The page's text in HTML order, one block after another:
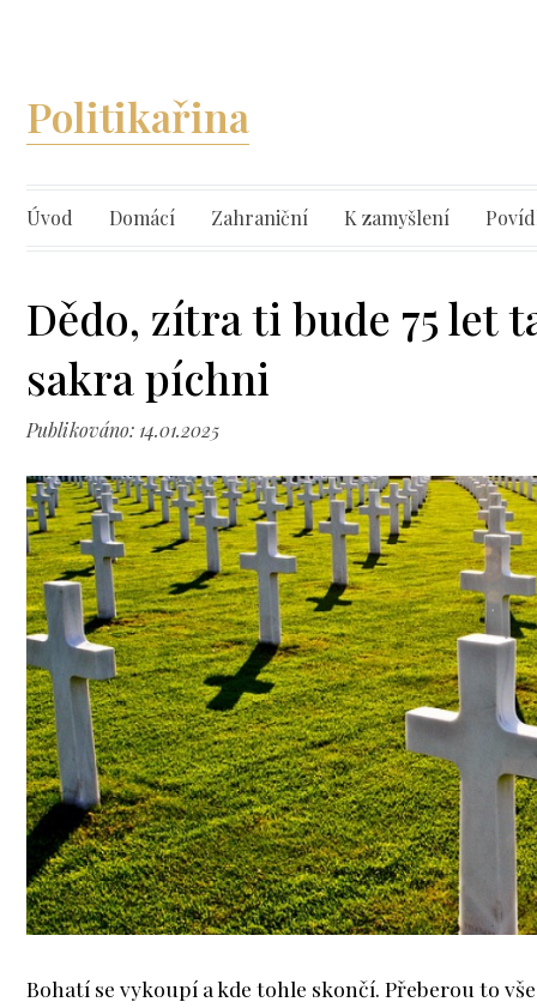
Politikařina
Úvod Domácí Zahraniční K zamyšlení
Dědo, zítra ti bude 75 let
sakra píchni
Publikováno: 14.01.2025
Bohatí se vykoupí a kde tohle skončí. Přeberou to